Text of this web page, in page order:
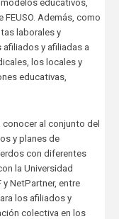
educativos,
Además, como
laborales y
y afiliadas a
los locales y
educativas,
conocer al conjunto del
y planes de
con diferentes
la Universidad
y NetPartner, entre
los afiliados y
colectiva en los